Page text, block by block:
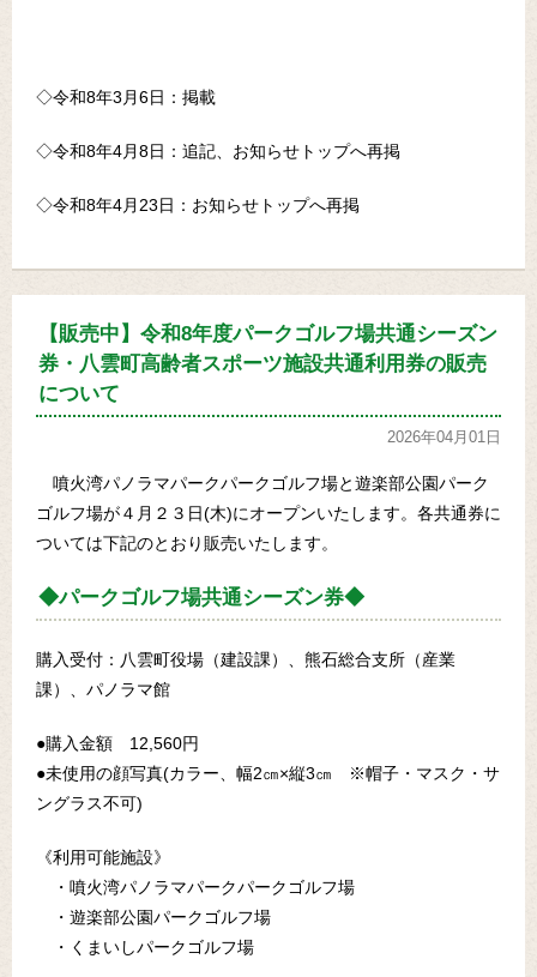
◇令和8年3月6日：掲載
◇令和8年4月8日：追記、お知らせトップへ再掲
◇令和8年4月23日：お知らせトップへ再掲
【販売中】令和8年度パークゴルフ場共通シーズン
券・八雲町高齢者スポーツ施設共通利用券の販売
について
2026年04月01日
噴火湾パノラマパークパークゴルフ場と遊楽部公園パーク
ゴルフ場が４月２３日(木)にオープンいたします。各共通券に
ついては下記のとおり販売いたします。
◆パークゴルフ場共通シーズン券◆
購入受付：八雲町役場（建設課）、熊石総合支所（産業
課）、パノラマ館
●購入金額 12,560円
●未使用の顔写真(カラー、幅2㎝×縦3㎝ ※帽子・マスク・サ
ングラス不可)
《利用可能施設》
・噴火湾パノラマパークパークゴルフ場
・遊楽部公園パークゴルフ場
・くまいしパークゴルフ場